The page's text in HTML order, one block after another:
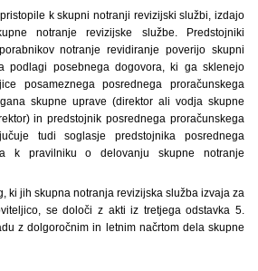
k skupni notranji revizijski službi, izdajo
notranje revizijske službe. Predstojniki
notranje revidiranje poverijo skupni
podlagi posebnega dogovora, ki ga sklenejo
posameznega posrednega proračunskega
skupne uprave (direktor ali vodja skupne
in predstojnik posrednega proračunskega
tudi soglasje predstojnika posrednega
k pravilniku o delovanju skupne notranje
ki jih skupna notranja revizijska služba izvaja za
se določi z akti iz tretjega odstavka 5.
z dolgoročnim in letnim načrtom dela skupne